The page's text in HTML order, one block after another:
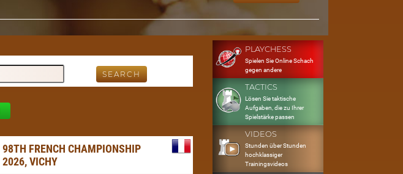
98TH FRENCH CHAMPIONSHIP
2026, VICHY
PLAYCHESS
Spielen Sie Online Schach
gegen andere
TACTICS
Lösen Sie taktische
Aufgaben, die zu Ihrer
Spielstärke passen
VIDEOS
Stunden über Stunden
hochklassiger
Trainingsvideos